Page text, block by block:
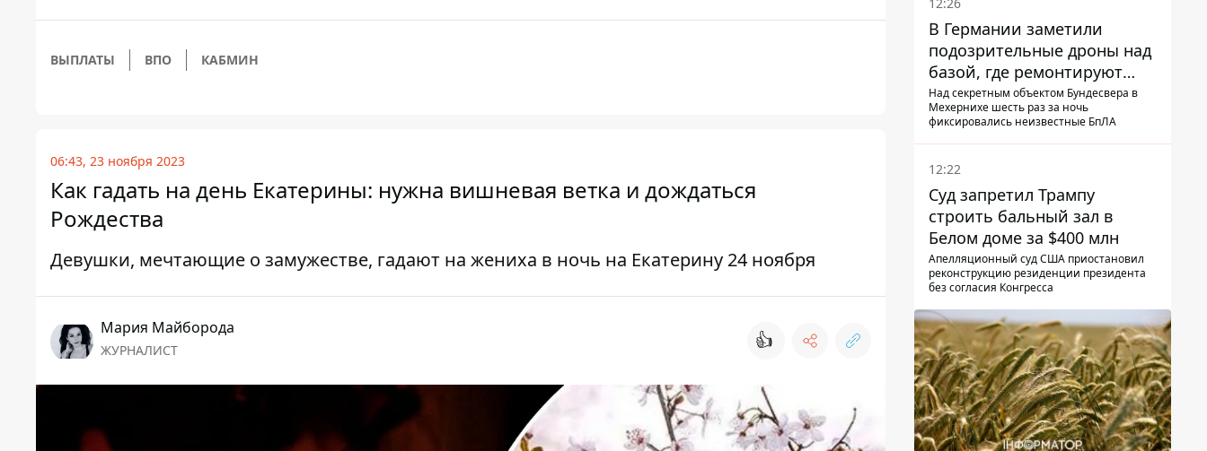
ВЫПЛАТЫ ВПО КАБМИН
06:43, 23 ноября 2023
Как гадать на день Екатерины: нужна вишневая ветка и дождаться
Рождества
Девушки, мечтающие о замужестве, гадают на жениха в ночь на Екатерину 24 ноября
Мария Майборода
ЖУРНАЛИСТ 👍
В Германии заметили
подозрительные дроны над
базой, где ремонтируют
Patriot - СМИ
Над секретным объектом Бундесвера в
Мехернихе шесть раз за ночь
фиксировались неизвестные БпЛА
12:22
Суд запретил Трампу
строить бальный зал в
Белом доме за $400 млн
Апелляционный суд США приостановил
реконструкцию резиденции президента
без согласия Конгресса